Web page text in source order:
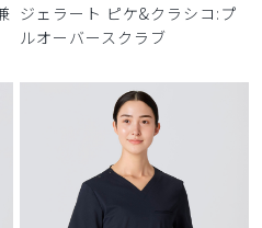
ジェラート ピケ&クラシコ:プ
ルオーバースクラブ